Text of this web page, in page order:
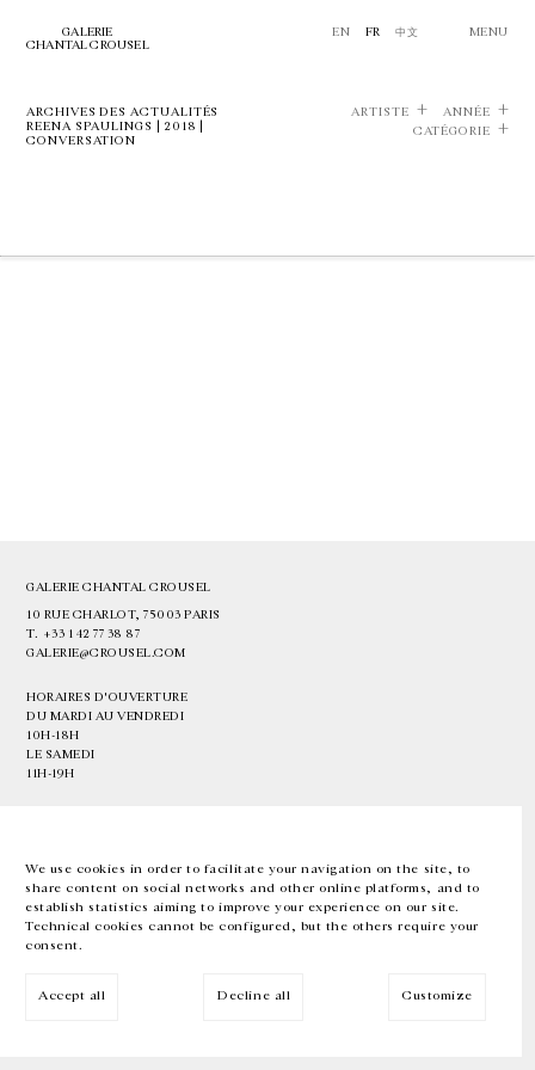
We use cookies in order to facilitate your navigation on the site, to
share content on social networks and other online platforms, and to
establish statistics aiming to improve your experience on our site.
Technical cookies cannot be configured, but the others require your
consent.
Accept all Decline all Customize
GALERIE
CHANTAL CROUSEL
EN FR 中文 MENU
ARCHIVES DES ACTUALITÉS
REENA SPAULINGS | 2018 |
CONVERSATION
ARTISTE
ANNÉE
CATÉGORIE
GALERIE CHANTAL CROUSEL
10 RUE CHARLOT, 75003 PARIS
T. +33 1 42 77 38 87
GALERIE@CROUSEL.COM
HORAIRES D'OUVERTURE
DU MARDI AU VENDREDI
10H-18H
LE SAMEDI
11H-19H
EN FR 中文 Facebook Instagram
Inscrivez-vous à notre newsletter